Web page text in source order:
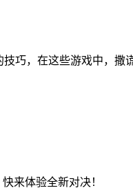
巧，在这些游戏中，撒
来体验全新对决！